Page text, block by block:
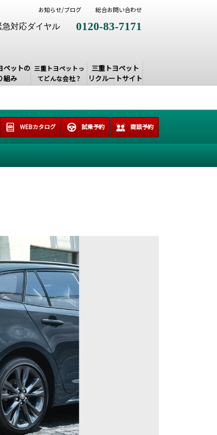
急対応ダイヤル 0120-83-7171
ペットの
組み
三重トヨペットっ
てどんな会社？
三重トヨペット
リクルートサイト
お知らせ/ブログ 総合お問い合わせ
WEBカタログ 試乗予約 商談予約